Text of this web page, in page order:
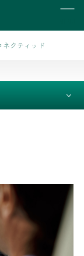
ネクティッド